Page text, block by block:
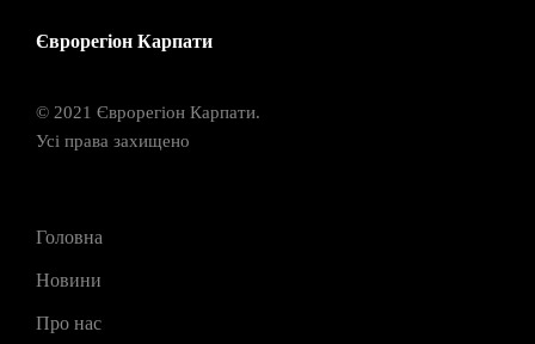
Єврорегіон Карпати
© 2021 Єврорегіон Карпати.
Усі права захищено
Головна
Новини
Про нас